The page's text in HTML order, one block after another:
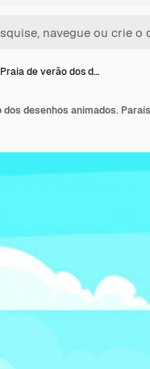
Praia de verão dos d…